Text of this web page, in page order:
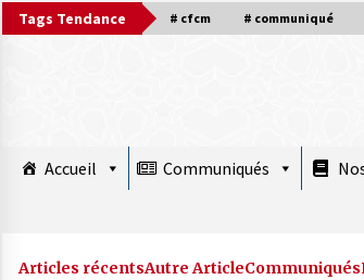
Skip
to
Tags Tendance # cfcm # communiqué
Accueil Communiqués
À la une plus
Articles récentsAutre ArticleCommuniqués